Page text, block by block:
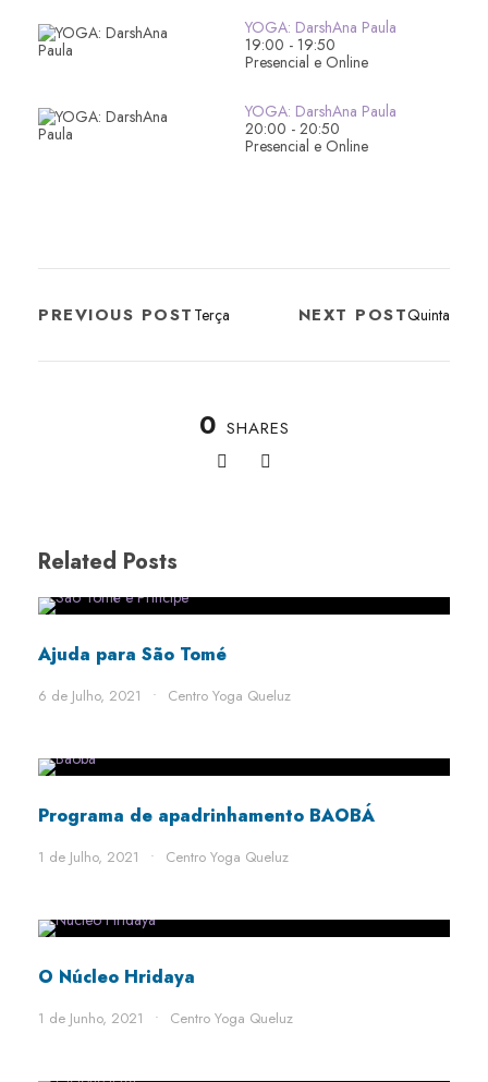
YOGA: DarshAna Paula
19:00 - 19:50
Presencial e Online
YOGA: DarshAna Paula
20:00 - 20:50
Presencial e Online
PREVIOUS POST Terça NEXT POSTQuinta
0 SHARES
Related Posts
Ajuda para São Tomé
6 de Julho, 2021 • Centro Yoga Queluz
Programa de apadrinhamento BAOBÁ
1 de Julho, 2021 • Centro Yoga Queluz
O Núcleo Hridaya
1 de Junho, 2021 • Centro Yoga Queluz